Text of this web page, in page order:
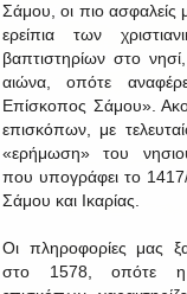
Σάμου, οι πιο ασφαλείς
ερείπια των
βαπτιστηρίων στο
αιώνα, οπότε
Επίσκοπος Σάμου».
επισκόπων, με
«ερήμωση» του
που υπογράφει το
Σάμου και Ικαρίας.
Οι πληροφορίες μας
στο 1578, οπότε